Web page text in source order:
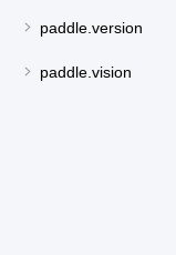
paddle.version
paddle.vision